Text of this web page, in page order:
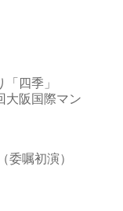
四季」
大阪国際マン
委嘱初演）